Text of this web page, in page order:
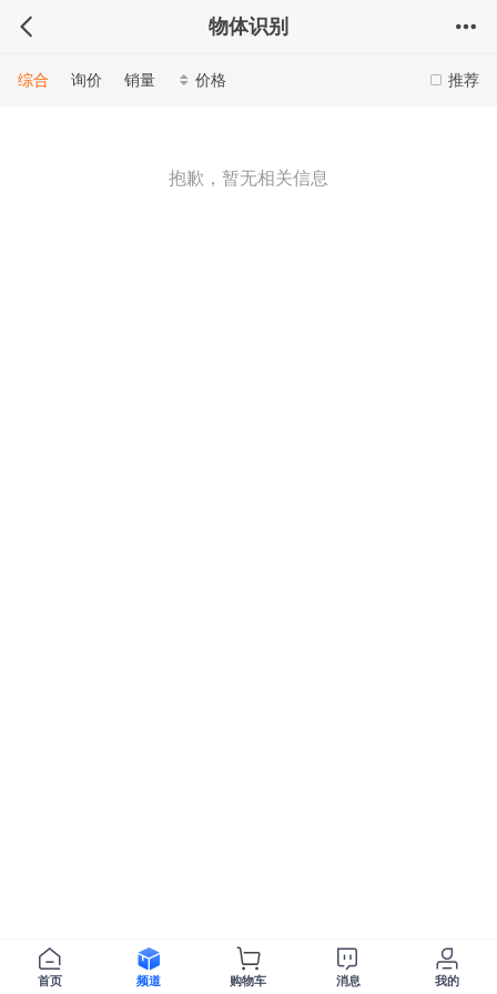
物体识别
推荐
综合 询价 销量 价格
抱歉，暂无相关信息
首页 频道 购物车 消息 我的